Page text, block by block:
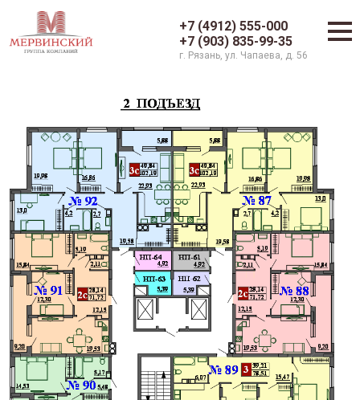
+7 (4912) 555-000
+7 (903) 835-99-35
г. Рязань, ул. Чапаева, д. 56